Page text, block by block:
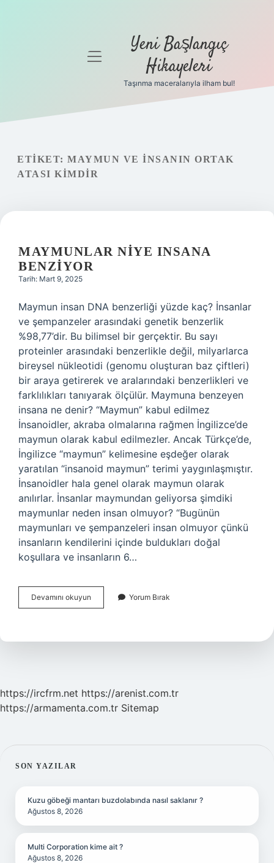
Gizlilik
Yasal Uyarı
menüyü
Yeni Başlangıç
Hikayeleri
Taşınma maceralarıyla ilham bul!
ETIKET: MAYMUN VE INSANIN ORTAK
ATASI KIMDIR
MAYMUNLAR NIYE INSANA
BENZIYOR
Tarih: Mart 9, 2025
Maymun insan DNA benzerliği yüzde kaç? İnsanlar
ve şempanzeler arasındaki genetik benzerlik
%98,77’dir. Bu bilimsel bir gerçektir. Bu sayı
proteinler arasındaki benzerlikle değil, milyarlarca
bireysel nükleotidi (genomu oluşturan baz çiftleri)
bir araya getirerek ve aralarındaki benzerlikleri ve
farklılıkları tanıyarak ölçülür. Maymuna benzeyen
insana ne denir? “Maymun” kabul edilmez
İnsanoidler, akraba olmalarına rağmen İngilizce’de
maymun olarak kabul edilmezler. Ancak Türkçe’de,
İngilizce “maymun” kelimesine eşdeğer olarak
yaratılan “insanoid maymun” terimi yaygınlaşmıştır.
İnsanoidler hala genel olarak maymun olarak
anılırlar. İnsanlar maymundan geliyorsa şimdiki
maymunlar neden insan olmuyor? “Bugünün
maymunları ve şempanzeleri insan olmuyor çünkü
insanların kendilerini içinde buldukları doğal
koşullara ve insanların 6…
Devamını okuyun Maymunlar
Niye
Yorum Bırak
https://ircfrm.net https://arenist.com.tr
https://armamenta.com.tr Sitemap
SIDEBAR
SON YAZILAR
Kuzu göbeği mantarı buzdolabında nasıl saklanır ?
Ağustos 8, 2026
Multi Corporation kime ait ?
Ağustos 8, 2026